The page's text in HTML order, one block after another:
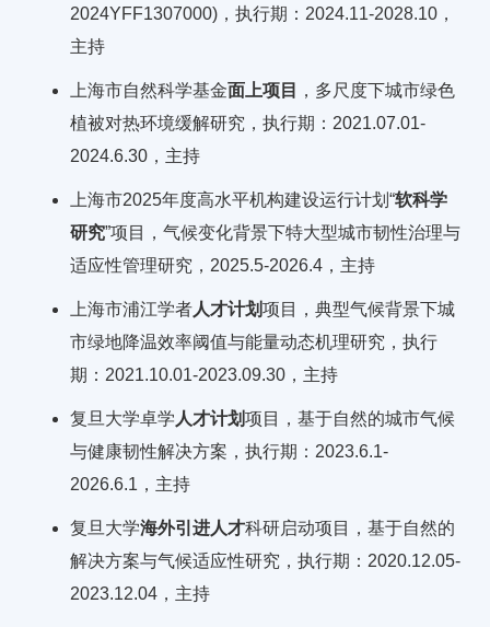
2024YFF1307000)，执行期：2024.11-2028.10，
主持
上海市自然科学基金面上项目
，多尺度下城市绿色
植被对热环境缓解研究，执行期：2021.07.01-
2024.6.30，主持
上海市2025年度高水平机构建设运行计划“软科学
研究”项目，气候变化背景下特大型城市韧性治理与
适应性管理研究，2025.5-2026.4，主持
上海市浦江学者人才计划项目，典型气候背景下城
市绿地降温效率阈值与能量动态机理研究，执行
期：2021.10.01-2023.09.30，主持
复旦大学卓学人才计划项目，基于自然的城市气候
与健康韧性解决方案，执行期：2023.6.1-
2026.6.1，主持
复旦大学海外引进人才科研启动项目，基于自然的
解决方案与气候适应性研究，执行期：2020.12.05-
2023.12.04，主持